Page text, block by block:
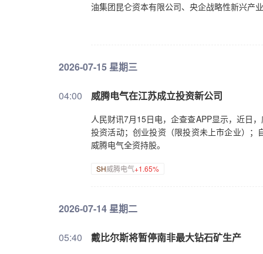
油集团昆仑资本有限公司、央企战略性新兴产
2026-07-15 星期三
04:00 威腾电气在江苏成立投资新公司
人民财讯7月15日电，企查查APP显示，近日
投资活动；创业投资（限投资未上市企业）
威腾电气全资持股。
SH威腾电气+1.65%
2026-07-14 星期二
05:40 戴比尔斯将暂停南非最大钻石矿生产